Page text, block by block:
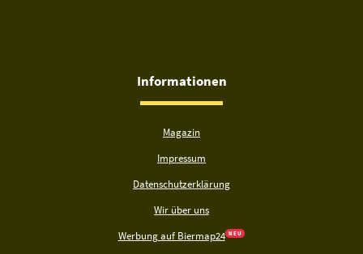
Informationen
Magazin
Impressum
Datenschutzerklärung
Wir über uns
Werbung auf Biermap24 N E U